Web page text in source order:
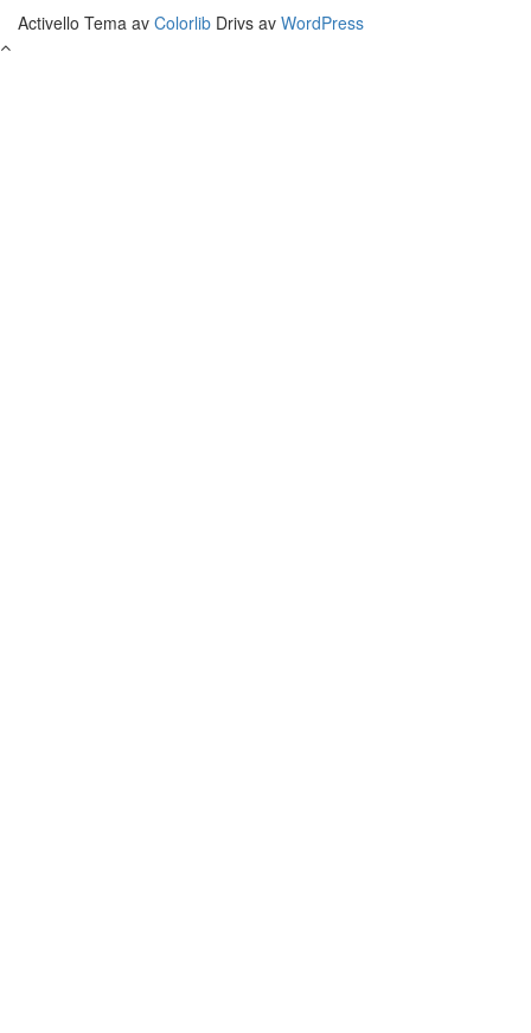
Activello Tema av Colorlib Drivs av WordPress